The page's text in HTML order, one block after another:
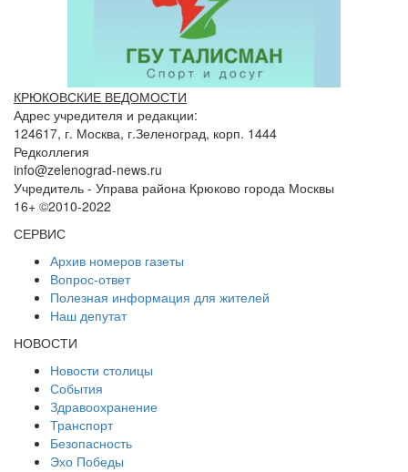
КРЮКОВСКИЕ ВЕДОМОСТИ
Адрес учредителя и редакции:
124617, г. Москва, г.Зеленоград, корп. 1444
Редколлегия
info@zelenograd-news.ru
Учредитель - Управа района Крюково города Москвы
16+ ©2010-2022
СЕРВИС
Архив номеров газеты
Вопрос-ответ
Полезная информация для жителей
Наш депутат
НОВОСТИ
Новости столицы
События
Здравоохранение
Транспорт
Безопасность
Эхо Победы